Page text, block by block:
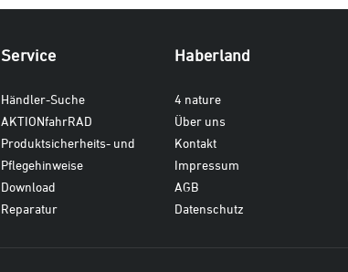
Service
Händler-Suche
AKTIONfahrRAD
Produktsicherheits- und
Pflegehinweise
Download
Reparatur
Haberland
4 nature
Über uns
Kontakt
Impressum
AGB
Datenschutz